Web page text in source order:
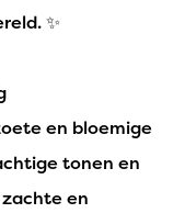
✨
en bloemige
tonen en
en